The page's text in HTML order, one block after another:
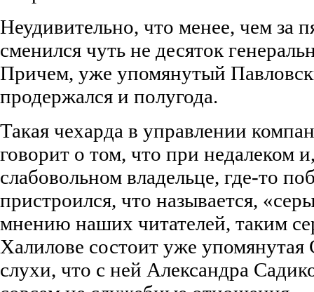
Неудивительно, что менее, чем за
сменился чуть не десяток
Причем, уже упомянутый
продержался и полугода.
Такая чехарда в управлении
говорит о том, что при недалеком
слабовольном владельце, где-то
пристроился, что называется,
мнению наших читателей, таким
Халилове состоит уже
слухи, что с ней Александра